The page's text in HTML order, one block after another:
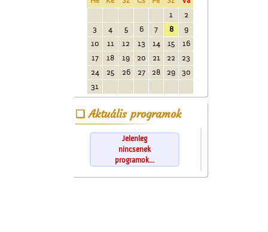
1
2
3
4 5 6 7 8
9
10
11 12 13 14 15
16
17
18 19 20 21 22
23
24
25 26 27 28 29
30
31
Aktuális programok
Jelenleg
nincsenek
programok...